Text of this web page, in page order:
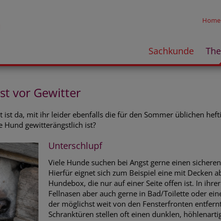
Sachkunde
Home
vor Gewitter
ist da, mit ihr leider ebenfalls die für den Sommer üblichen
Hund gewitterängstlich ist?
Unterschlupf
Viele Hunde suchen bei Angst gerne einen
Hierfür eignet sich zum Beispiel eine mit Decken
Hundebox, die nur auf einer Seite offen ist. In
Fellnasen aber auch gerne in Bad/Toilette oder
der möglichst weit von den Fensterfronten
Schranktüren stellen oft einen dunklen,